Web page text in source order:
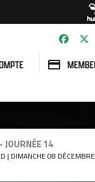
- JOURNÉE 14
| DIMANCHE 08